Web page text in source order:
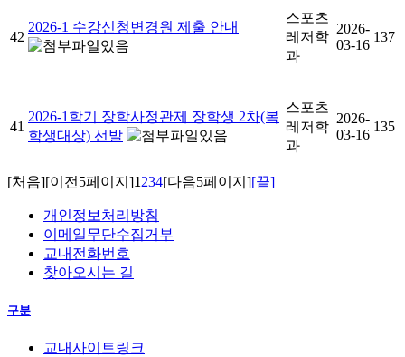
42
2026-1 수강신청변경원 제출 안내
스포츠
레저학
과
2026-
03-16
137
41
2026-1학기 장학사정관제 장학생 2차(복
학생대상) 선발
스포츠
레저학
과
2026-
03-16
135
[처음][이전5페이지]1234[다음5페이지][끝]
개인정보처리방침
이메일무단수집거부
교내전화번호
찾아오시는 길
구분
교내사이트링크